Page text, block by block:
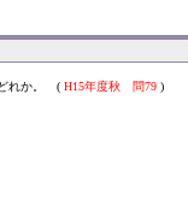
どれか。 ( H15年度秋 問79 )